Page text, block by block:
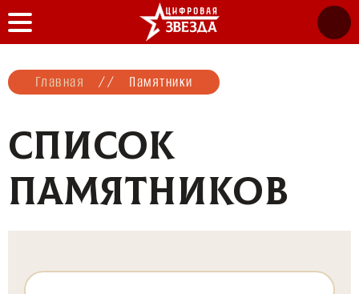
Главная // Памятники
СПИСОК
ПАМЯТНИКОВ